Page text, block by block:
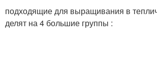
подходящие для выращивания в
делят на 4 большие группы :